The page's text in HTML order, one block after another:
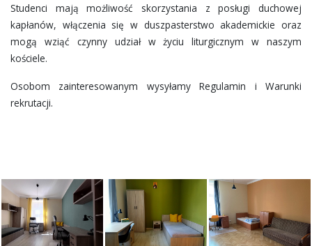
Studenci mają możliwość skorzystania z posługi duchowej
kapłanów, włączenia się w duszpasterstwo akademickie oraz
mogą wziąć czynny udział w życiu liturgicznym w naszym
kościele.
Osobom zainteresowanym wysyłamy Regulamin i Warunki
rekrutacji.